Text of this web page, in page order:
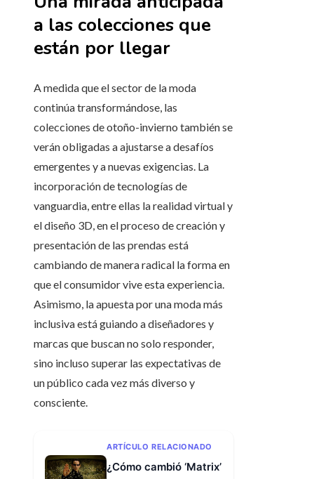
a las colecciones que
están por llegar
A medida que el sector de la moda
continúa transformándose, las
colecciones de otoño-invierno también se
verán obligadas a ajustarse a desafíos
emergentes y a nuevas exigencias. La
incorporación de tecnologías de
vanguardia, entre ellas la realidad virtual y
el diseño 3D, en el proceso de creación y
presentación de las prendas está
cambiando de manera radical la forma en
que el consumidor vive esta experiencia.
Asimismo, la apuesta por una moda más
inclusiva está guiando a diseñadores y
marcas que buscan no solo responder,
sino incluso superar las expectativas de
un público cada vez más diverso y
consciente.
ARTÍCULO RELACIONADO
¿Cómo cambió ‘Matrix’